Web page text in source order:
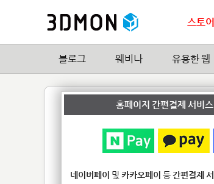
스토어
블로그 웨비나 유용한 웹
Celeb
by세컨플래닛 4|
홈페이지 간편결제 서비
네이버페이 및 카카오페이 등간편결제